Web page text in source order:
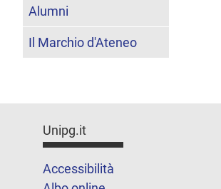
Alumni
Il Marchio d'Ateneo
Unipg.it
Accessibilità